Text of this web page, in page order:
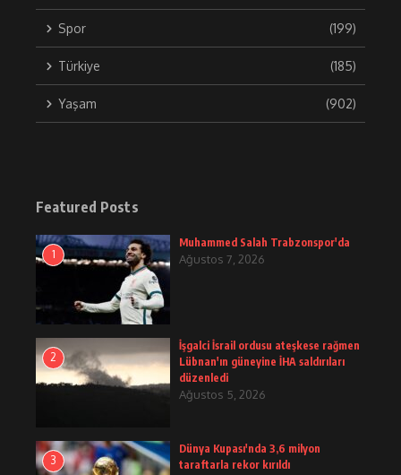
Spor (199)
Türkiye (185)
Yaşam (902)
Featured Posts
1
Muhammed Salah Trabzonspor'da
Ağustos 7, 2026
2
İşgalci İsrail ordusu ateşkese rağmen
Lübnan'ın güneyine İHA saldırıları
düzenledi
Ağustos 5, 2026
3
Dünya Kupası'nda 3,6 milyon
taraftarla rekor kırıldı